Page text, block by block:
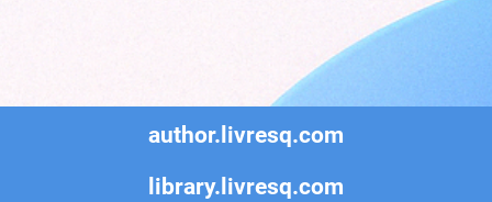
author.livresq.com
library.livresq.com